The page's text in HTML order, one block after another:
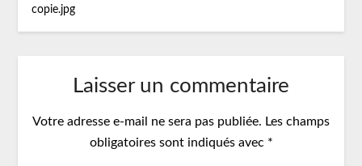
copie.jpg
Laisser un commentaire
Votre adresse e-mail ne sera pas publiée. Les champs
obligatoires sont indiqués avec *